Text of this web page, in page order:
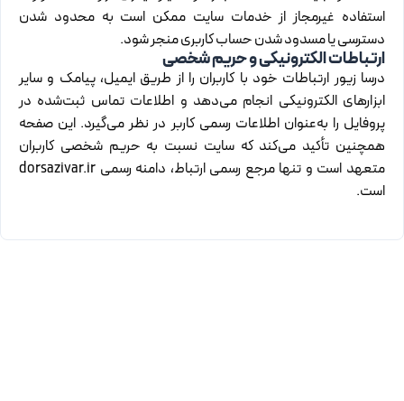
استفاده غیرمجاز از خدمات سایت ممکن است به محدود شدن
دسترسی یا مسدود شدن حساب کاربری منجر شود.
ارتباطات الکترونیکی و حریم شخصی
درسا زیور ارتباطات خود با کاربران را از طریق ایمیل، پیامک و سایر
ابزارهای الکترونیکی انجام می‌دهد و اطلاعات تماس ثبت‌شده در
پروفایل را به‌عنوان اطلاعات رسمی کاربر در نظر می‌گیرد. این صفحه
همچنین تأکید می‌کند که سایت نسبت به حریم شخصی کاربران
متعهد است و تنها مرجع رسمی ارتباط، دامنه رسمی dorsazivar.ir
است.